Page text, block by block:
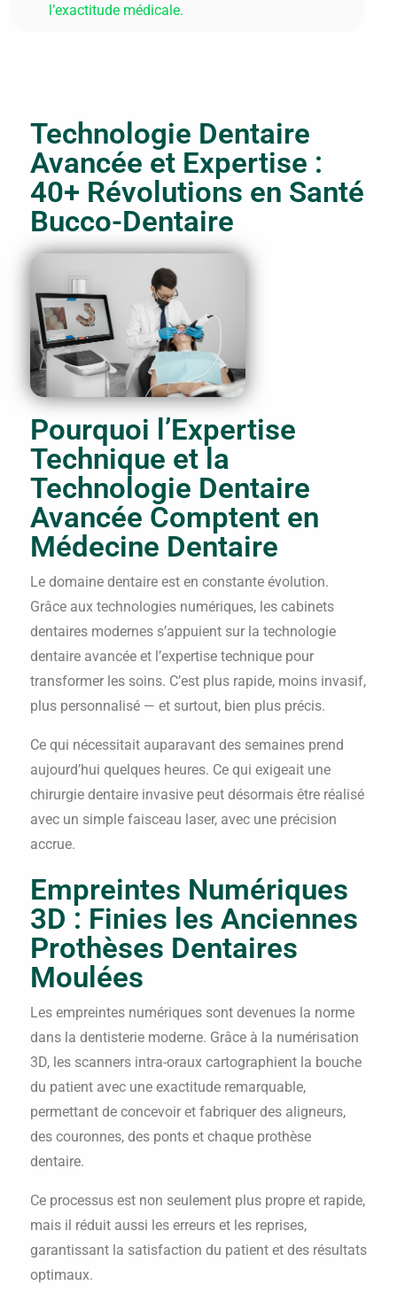
Technologie Dentaire
Avancée et Expertise :
40+ Révolutions en Santé
Bucco-Dentaire
Pourquoi l’Expertise
Technique et la
Technologie Dentaire
Avancée Comptent en
Médecine Dentaire
Le domaine dentaire est en constante évolution.
Grâce aux technologies numériques, les cabinets
dentaires modernes s’appuient sur la technologie
dentaire avancée et l’expertise technique pour
transformer les soins. C’est plus rapide, moins invasif,
plus personnalisé — et surtout, bien plus précis.
Ce qui nécessitait auparavant des semaines prend
aujourd’hui quelques heures. Ce qui exigeait une
chirurgie dentaire invasive peut désormais être réalisé
avec un simple faisceau laser, avec une précision
accrue.
Empreintes Numériques
3D : Finies les Anciennes
Prothèses Dentaires
Moulées
Les empreintes numériques sont devenues la norme
dans la dentisterie moderne. Grâce à la numérisation
3D, les scanners intra-oraux cartographient la bouche
du patient avec une exactitude remarquable,
permettant de concevoir et fabriquer des aligneurs,
des couronnes, des ponts et chaque prothèse
dentaire.
Ce processus est non seulement plus propre et rapide,
mais il réduit aussi les erreurs et les reprises,
garantissant la satisfaction du patient et des résultats
optimaux.
l’exactitude médicale.